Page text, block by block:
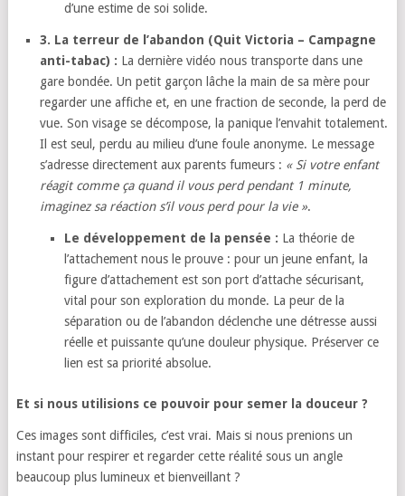
d’une estime de soi solide.
3. La terreur de l’abandon (Quit Victoria – Campagne
anti-tabac) : La dernière vidéo nous transporte dans une
gare bondée. Un petit garçon lâche la main de sa mère pour
regarder une affiche et, en une fraction de seconde, la perd de
vue. Son visage se décompose, la panique l’envahit totalement.
Il est seul, perdu au milieu d’une foule anonyme. Le message
s’adresse directement aux parents fumeurs : « Si votre enfant
réagit comme ça quand il vous perd pendant 1 minute,
imaginez sa réaction s’il vous perd pour la vie ».
Le développement de la pensée : La théorie de
l’attachement nous le prouve : pour un jeune enfant, la
figure d’attachement est son port d’attache sécurisant,
vital pour son exploration du monde. La peur de la
séparation ou de l’abandon déclenche une détresse aussi
réelle et puissante qu’une douleur physique. Préserver ce
lien est sa priorité absolue.
Et si nous utilisions ce pouvoir pour semer la douceur ?
Ces images sont difficiles, c’est vrai. Mais si nous prenions un
instant pour respirer et regarder cette réalité sous un angle
beaucoup plus lumineux et bienveillant ?